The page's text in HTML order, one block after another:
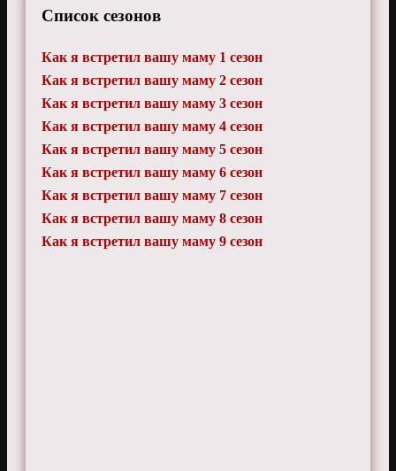
Список сезонов
Как я встретил вашу маму 1 сезон
Как я встретил вашу маму 2 сезон
Как я встретил вашу маму 3 сезон
Как я встретил вашу маму 4 сезон
Как я встретил вашу маму 5 сезон
Как я встретил вашу маму 6 сезон
Как я встретил вашу маму 7 сезон
Как я встретил вашу маму 8 сезон
Как я встретил вашу маму 9 сезон